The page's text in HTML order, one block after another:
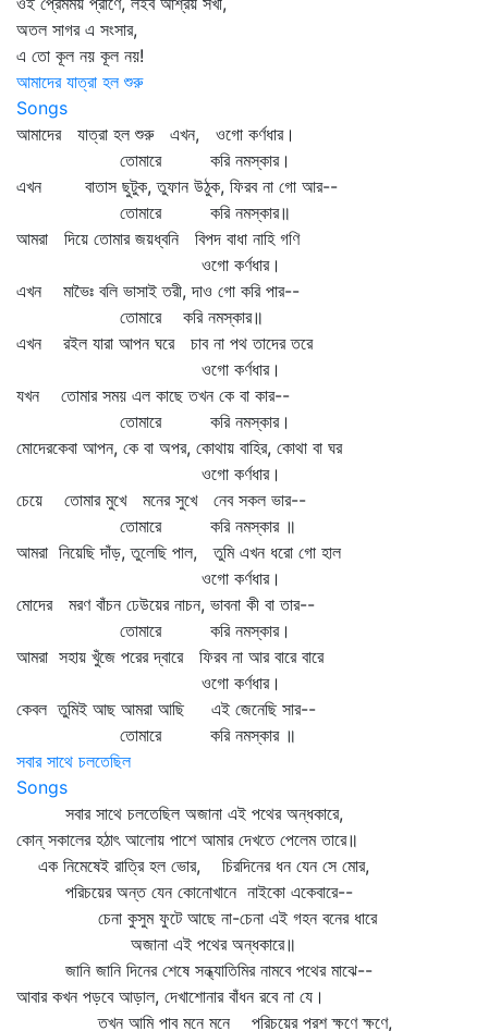
অতল সাগর এ সংসার,
এ তো কূল নয় কূল নয়!
আমাদের যাত্রা হল শুরু
Songs
আমাদের যাত্রা হল শুরু এখন, ওগো কর্ণধার।
তোমারে করি নমস্কার।
এখন বাতাস ছুটুক, তুফান উঠুক, ফিরব না গো আর--
তোমারে করি নমস্কার॥
আমরা দিয়ে তোমার জয়ধ্বনি বিপদ বাধা নাহি গণি
ওগো কর্ণধার।
এখন মাভৈঃ বলি ভাসাই তরী, দাও গো করি পার--
তোমারে করি নমস্কার॥
এখন রইল যারা আপন ঘরে চাব না পথ তাদের তরে
ওগো কর্ণধার।
যখন তোমার সময় এল কাছে তখন কে বা কার--
তোমারে করি নমস্কার।
মোদেরকেবা আপন, কে বা অপর, কোথায় বাহির, কোথা বা ঘর
ওগো কর্ণধার।
চেয়ে তোমার মুখে মনের সুখে নেব সকল ভার--
তোমারে করি নমস্কার ॥
আমরা নিয়েছি দাঁড়, তুলেছি পাল, তুমি এখন ধরো গো হাল
ওগো কর্ণধার।
মোদের মরণ বাঁচন ঢেউয়ের নাচন, ভাবনা কী বা তার--
তোমারে করি নমস্কার।
আমরা সহায় খুঁজে পরের দ্বারে ফিরব না আর বারে বারে
ওগো কর্ণধার।
কেবল তুমিই আছ আমরা আছি এই জেনেছি সার--
তোমারে করি নমস্কার ॥
সবার সাথে চলতেছিল
Songs
সবার সাথে চলতেছিল অজানা এই পথের অন্ধকারে,
কোন্‌ সকালের হঠাৎ আলোয় পাশে আমার দেখতে পেলেম তারে॥
এক নিমেষেই রাত্রি হল ভোর, চিরদিনের ধন যেন সে মোর,
পরিচয়ের অন্ত যেন কোনোখানে নাইকো একেবারে--
চেনা কুসুম ফুটে আছে না-চেনা এই গহন বনের ধারে
অজানা এই পথের অন্ধকারে॥
জানি জানি দিনের শেষে সন্ধ্যাতিমির নামবে পথের মাঝে--
আবার কখন পড়বে আড়াল, দেখাশোনার বাঁধন রবে না যে।
তখন আমি পাব মনে মনে পরিচয়ের পরশ ক্ষণে ক্ষণে,